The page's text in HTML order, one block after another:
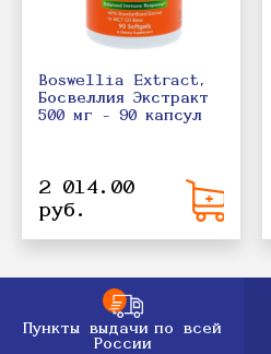
Boswellia Extract,
Босвеллия Экстракт
500 мг - 90 капсул
2 014.00
руб.
Пункты выдачи по всей
России